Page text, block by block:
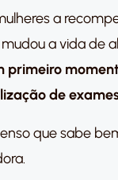
a
a vida de
primeiro
de
que sabe